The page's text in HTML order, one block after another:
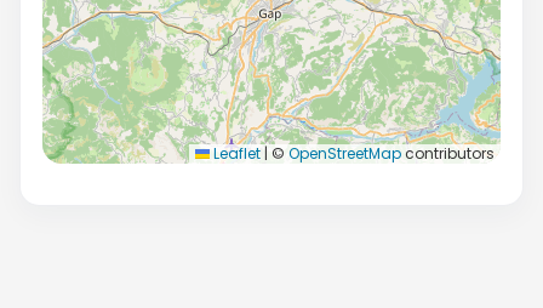
Leaflet | © OpenStreetMapcontributors